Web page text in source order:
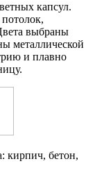
капсул.
выбраны
металлической
и плавно
кирпич, бетон,